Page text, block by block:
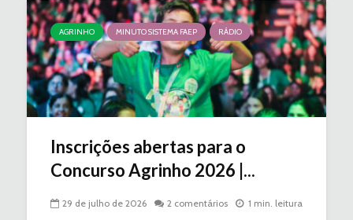
AGRINHO MINUTO SISTEMA FAEP RÁDIO
Inscrições abertas para o
Concurso Agrinho 2026 |...
29 de julho de 2026 2 comentários 1 min. leitura